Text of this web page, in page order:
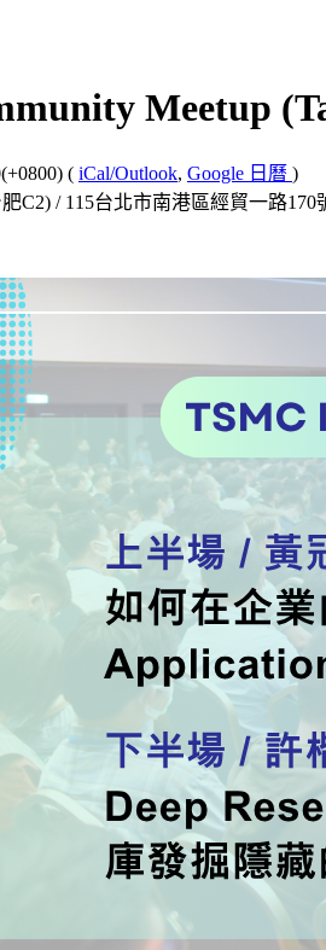
Meetup
( iCal/Outlook, Google 日曆 )
C2) / 115台北市南港區經貿一路170